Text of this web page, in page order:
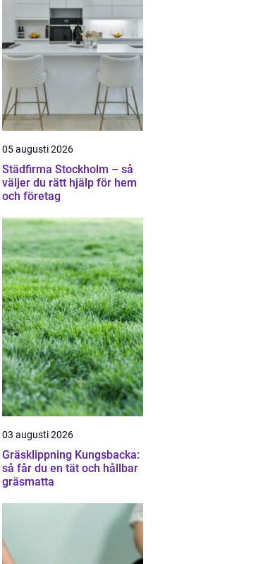
05 augusti 2026
Städfirma Stockholm – så
väljer du rätt hjälp för hem
och företag
03 augusti 2026
Gräsklippning Kungsbacka:
så får du en tät och hållbar
gräsmatta